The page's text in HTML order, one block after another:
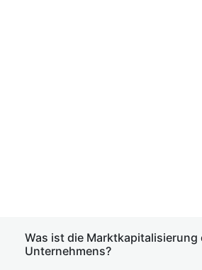
Was ist die Marktkapitalisierung
Unternehmens?